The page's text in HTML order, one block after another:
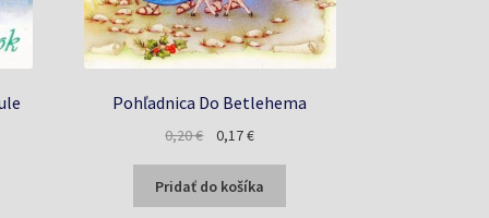
Pohľadnica Do Betlehema
0,20€
Pôvodná
bola:
0,20 €.
0,17€Aktuálna
je:
0,17 €.
Pridať do košíka